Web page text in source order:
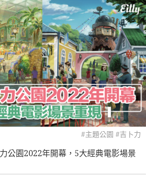
#主題公園 #吉卜力
公園2022年開幕，5大經典電影場景